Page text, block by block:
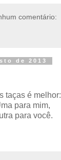
comentário:
de 2013
taças é melhor:
para mim,
para você.